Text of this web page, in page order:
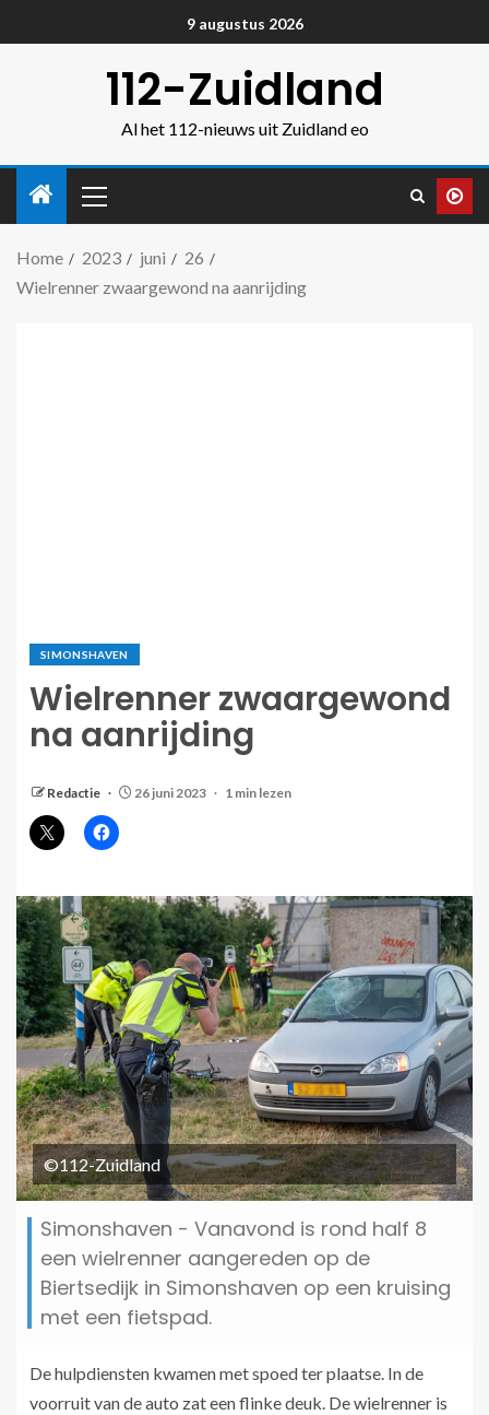
9 augustus 2026
112-Zuidland
Al het 112-nieuws uit Zuidland eo
Home 2023 juni
26
Wielrenner zwaargewond na aanrijding
SIMONSHAVEN
Wielrenner zwaargewond
na aanrijding
Redactie 26 juni 2023 1 min lezen
©112-Zuidland
Simonshaven - Vanavond is rond half 8
een wielrenner aangereden op de
Biertsedijk in Simonshaven op een kruising
met een fietspad.
De hulpdiensten kwamen met spoed ter plaatse. In de
voorruit van de auto zat een flinke deuk. De wielrenner is